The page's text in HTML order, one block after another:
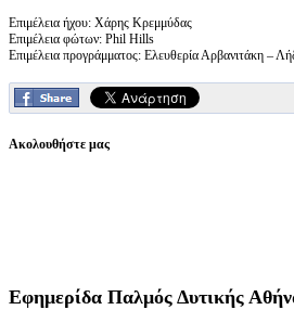
Επιμέλεια ήχου: Χάρης Κρεμμύδας
Επιμέλεια φώτων: Phil Hills
Επιμέλεια προγράμματος: Ελευθερία Αρβανιτάκη –
Ακολουθήστε μας
Εφημερίδα Παλμός Δυτικής